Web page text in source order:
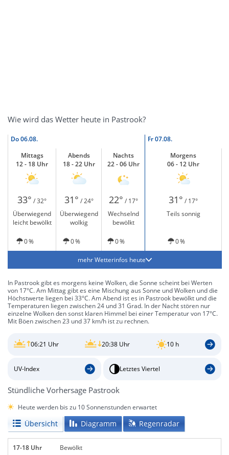
Wie wird das Wetter heute in Pastrook?
Do06.08. Fr07.08.
Mittags
12 - 18 Uhr
Abends
18 - 22 Uhr
Nachts
22 - 06 Uhr
Morgens
06 - 12 Uhr
33° / 32° 31° / 24° 22° / 17° 31° / 17°
Überwiegend
leicht bewölkt
Überwiegend
wolkig
Wechselnd
bewölkt
Teils sonnig
0 % 0 % 0 % 0 %
mehr Wetterinfos heute
In Pastrook gibt es morgens keine Wolken, die Sonne scheint bei Werten
von 17°C. Am Mittag gibt es eine Mischung aus Sonne und Wolken und die
Höchstwerte liegen bei 33°C. Am Abend ist es in Pastrook bewölkt und die
Temperaturen liegen zwischen 24 und 31 Grad. In der Nacht stören nur
einzelne Wolken den sonst klaren Himmel bei einer Temperatur von 17°C.
Mit Böen zwischen 23 und 37 km/h ist zu rechnen.
06:21 Uhr 20:38 Uhr 10 h
UV-Index Letztes Viertel
Stündliche Vorhersage Pastrook
Heute werden bis zu 10 Sonnenstunden erwartet
Übersicht Diagramm Regenradar
17-18 Uhr Bewölkt